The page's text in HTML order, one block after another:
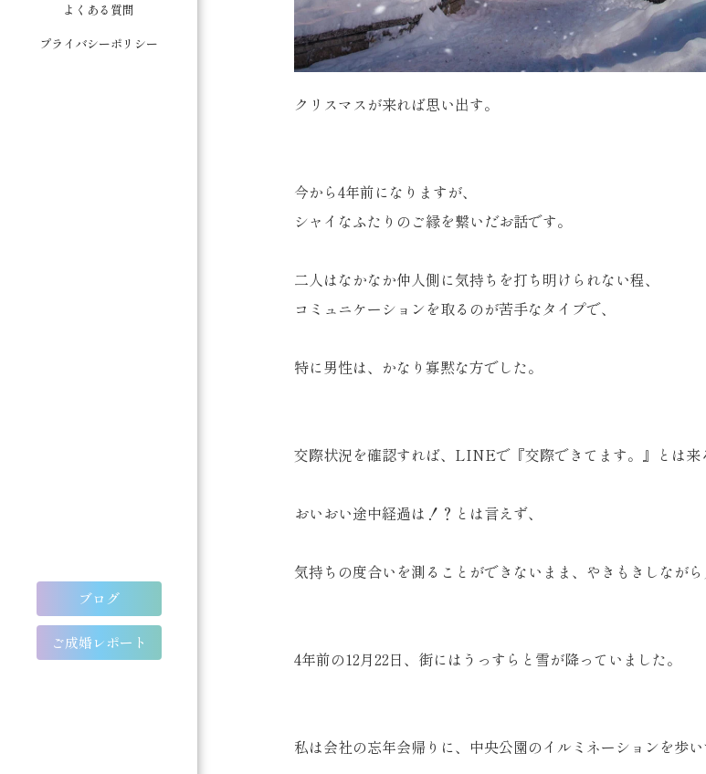
よくある質問
プライバシーポリシー
ブログ
ご成婚レポート
クリスマスが来れば思い出す。
今から4年前になりますが、
シャイなふたりのご縁を繋いだお話です。
二人はなかなか仲人側に気持ちを打ち明けられない程、
コミュニケーションを取るのが苦手なタイプで、
特に男性は、かなり寡黙な方でした。
交際状況を確認すれば、LINEで『交際できてます。』とは来
おいおい途中経過は！？とは言えず、
気持ちの度合いを測ることができないまま、やきもきしなが
4年前の12月22日、街にはうっすらと雪が降っていました。
私は会社の忘年会帰りに、中央公園のイルミネーションを歩い